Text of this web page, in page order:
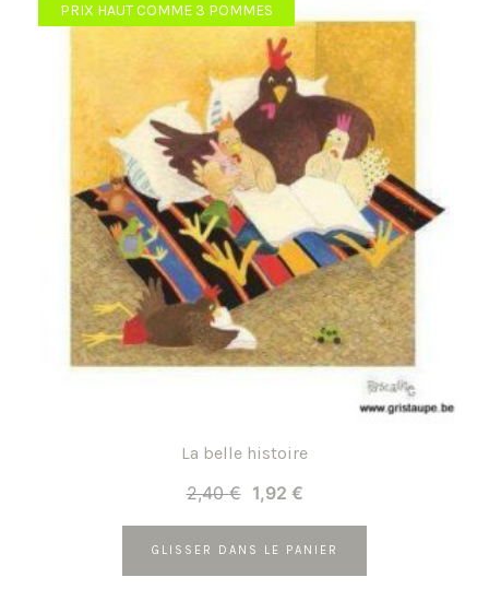
PRIX HAUT COMME 3 POMMES
La belle histoire
2,40€ Le
initial
était :
1,92 €Le
actuel
est :
GLISSER DANS LE PANIER